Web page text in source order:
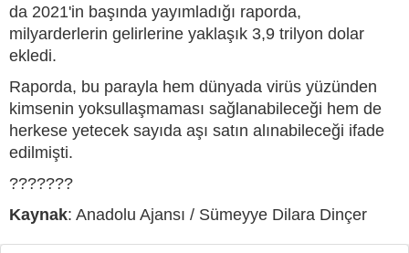
da 2021'in başında yayımladığı raporda,
milyarderlerin gelirlerine yaklaşık 3,9 trilyon dolar
ekledi.
Raporda, bu parayla hem dünyada virüs yüzünden
kimsenin yoksullaşmaması sağlanabileceği hem de
herkese yetecek sayıda aşı satın alınabileceği ifade
edilmişti.
???????
Kaynak: Anadolu Ajansı / Sümeyye Dilara Dinçer